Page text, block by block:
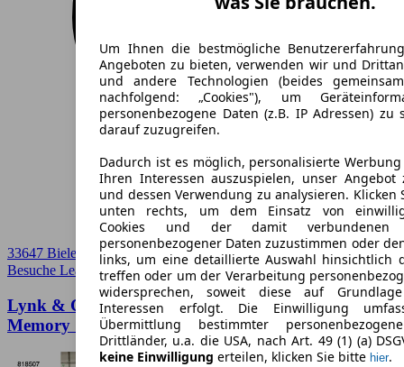
33647 Bielefeld
Besuche Leasingmarkt➚
Lynk & Co 01 Lynk&Co 01 HEV Pano ACC+
Memory 18" Kam Sound
Um Ihnen die bestmögliche
Angeboten zu bieten, verwenden wir und
und andere Technologien (beides
nachfolgend: „Cookies"), um
personenbezogene Daten (z.B. IP Adressen) zu
darauf zuzugreifen.
Dadurch ist es möglich, personalisierte
Ihren Interessen auszuspielen, unser Angebot
und dessen Verwendung zu analysieren. Klicken
unten rechts, um dem Einsatz von
Cookies und der damit verbundenen
personenbezogener Daten zuzustimmen oder
links, um eine detaillierte Auswahl hinsichtlich
treffen oder um der Verarbeitung
widersprechen, soweit diese auf
Interessen erfolgt. Die Einwilligung
Übermittlung bestimmter
Drittländer, u.a. die USA, nach Art. 49 (1) (a)
keine Einwilligung erteilen, klicken Sie bitte hier.